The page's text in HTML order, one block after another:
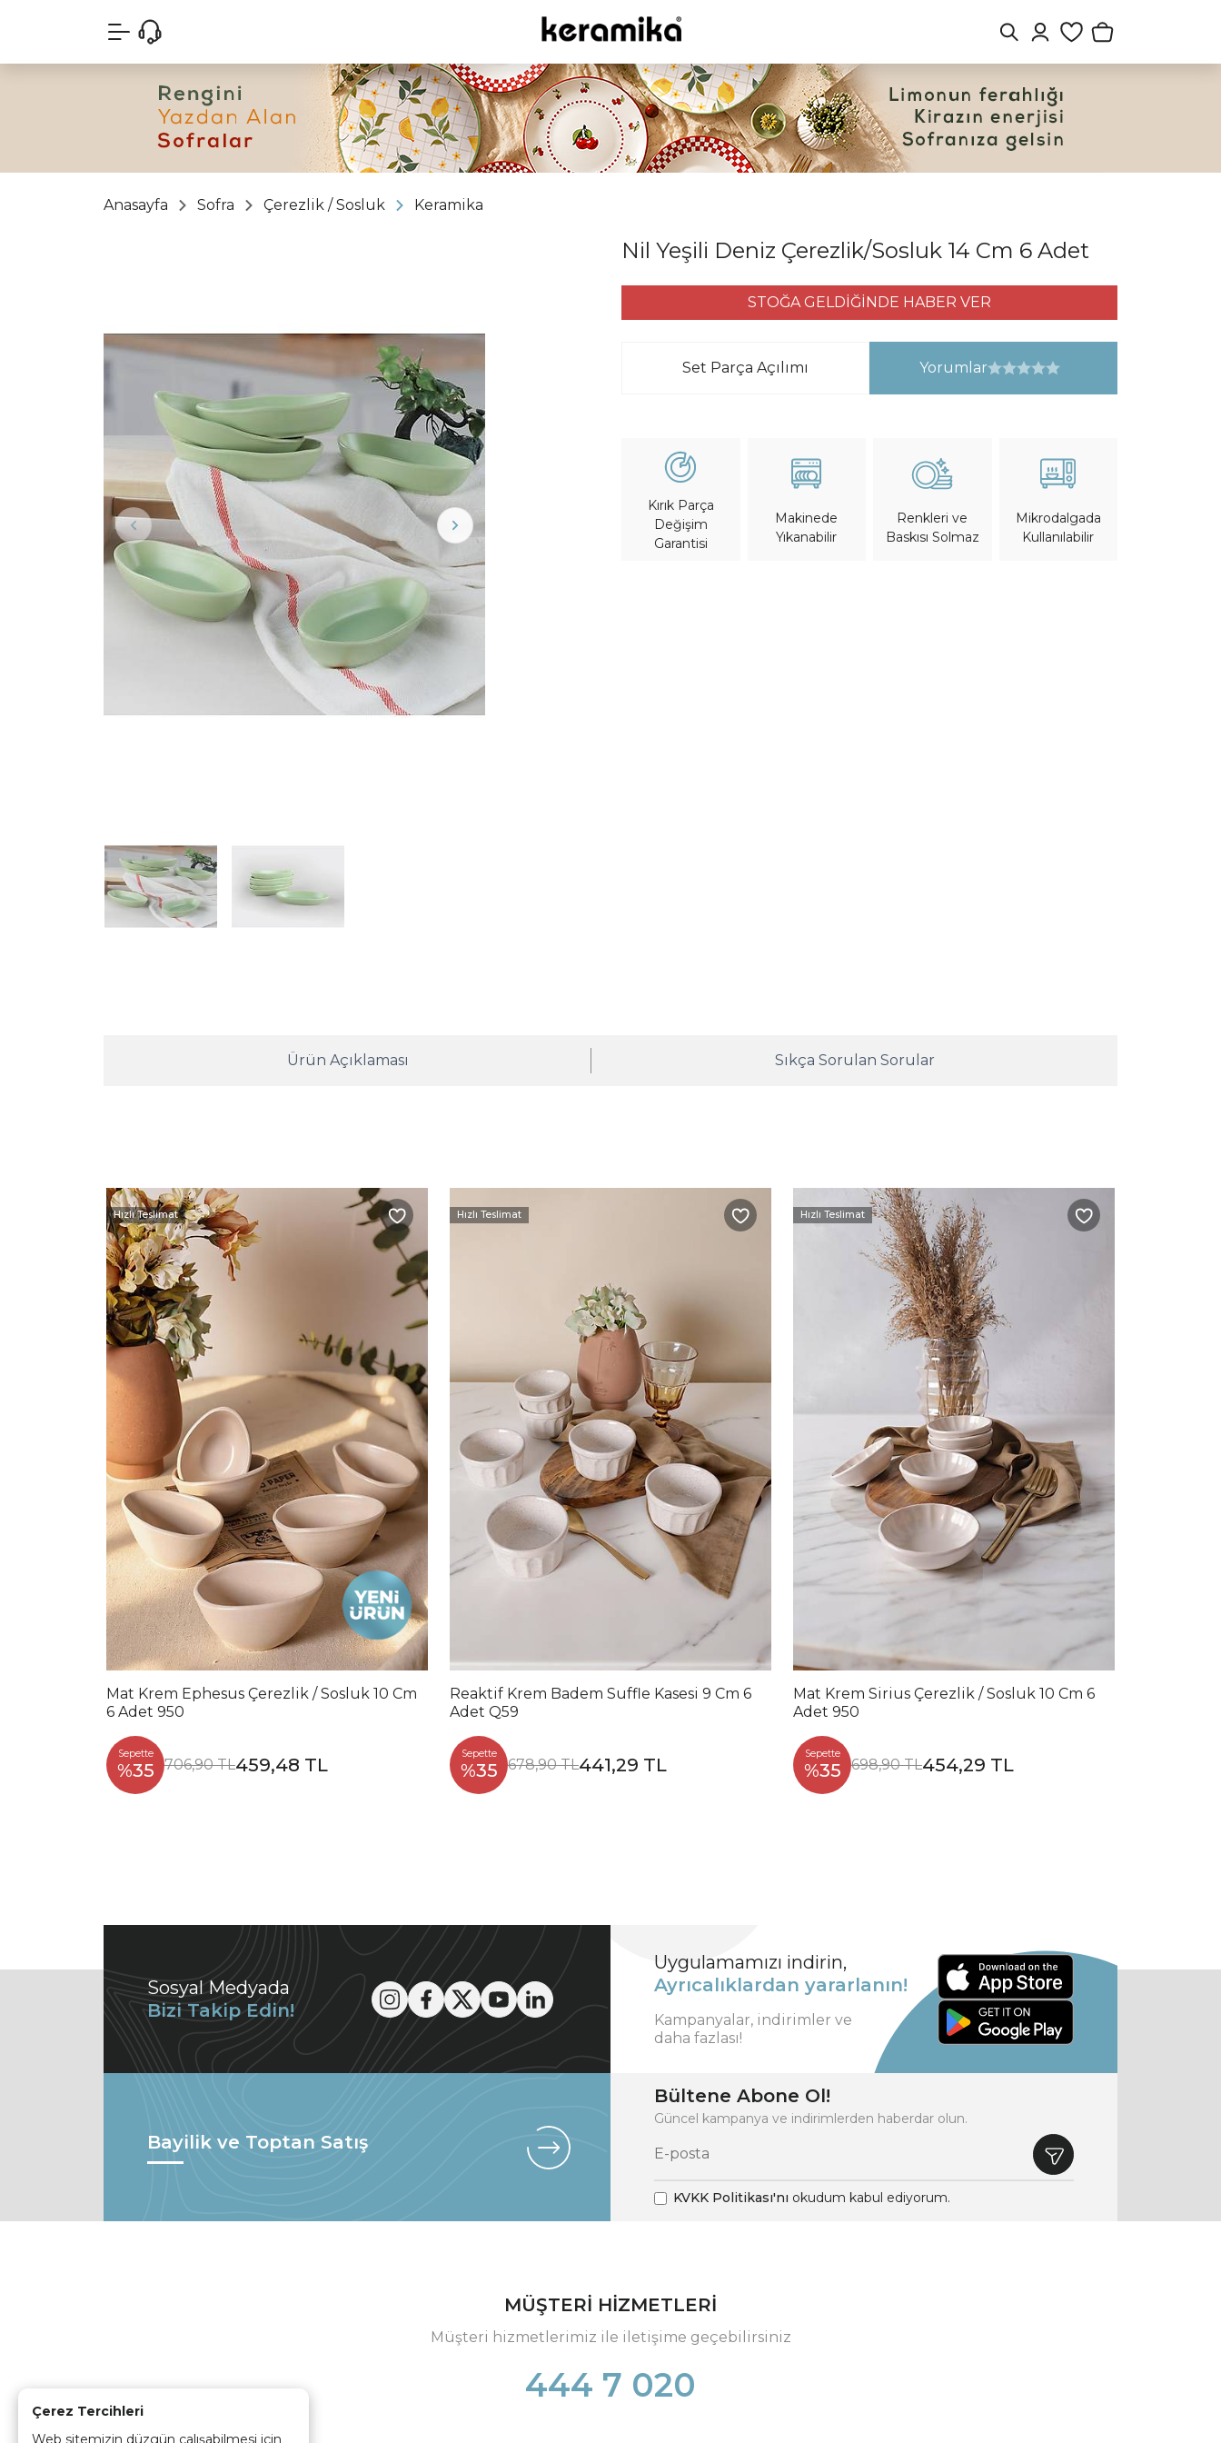
Çerez Tercihleri
Web sitemizin düzgün çalışabilmesi için
Anasayfa Sofra Çerezlik / Sosluk Keramika
Nil Yeşili Deniz Çerezlik/Sosluk 14 Cm 6 Adet
STOĞA GELDİĞİNDE HABER VER
Set Parça Açılımı Yorumlar
Kırık Parça
Değişim
Garantisi
Makinede
Yıkanabilir
Renkleri ve
Baskısı Solmaz
Mikrodalgada
Kullanılabilir
Ürün Açıklaması Sıkça Sorulan Sorular
Hızlı Teslimat
Mat Krem Ephesus Çerezlik / Sosluk 10 Cm
6 Adet 950
Sepette
%35 706,90 TL459,48 TL
Hızlı Teslimat
Reaktif Krem Badem Suffle Kasesi 9 Cm 6
Adet Q59
Sepette
%35 678,90 TL441,29 TL
Hızlı Teslimat
Mat Krem Sirius Çerezlik / Sosluk 10 Cm 6
Adet 950
Sepette
%35 698,90 TL454,29 TL
Sosyal Medyada
Bizi Takip Edin!
Uygulamamızı indirin,
Ayrıcalıklardan yararlanın!
Kampanyalar, indirimler ve
daha fazlası!
Bayilik ve Toptan Satış
Bültene Abone Ol!
Güncel kampanya ve indirimlerden haberdar olun.
KVKK Politikası'nı okudum kabul ediyorum.
MÜŞTERİ HİZMETLERİ
Müşteri hizmetlerimiz ile iletişime geçebilirsiniz
444 7 020